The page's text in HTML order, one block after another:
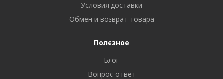
Условия доставки
Обмен и возврат товара
Полезное
Блог
Вопрос-ответ